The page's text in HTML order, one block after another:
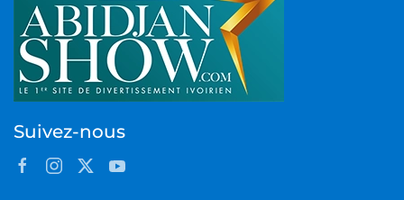
Suivez-nous